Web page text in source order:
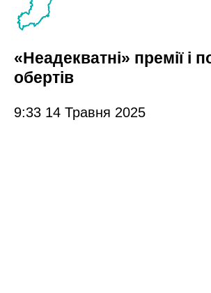
«Неадекватні» премії і
обертів
9:33 14 Травня 2025